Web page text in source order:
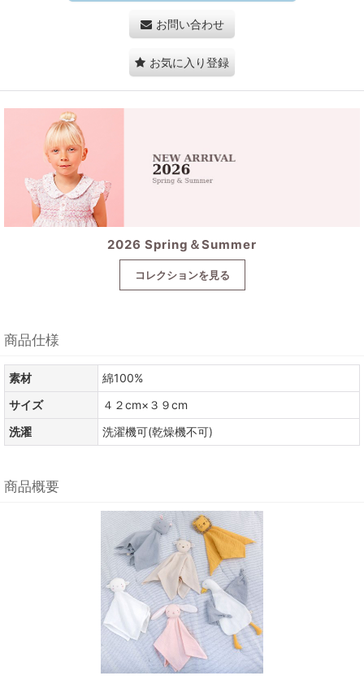
お問い合わせ
お気に入り登録
2026 Spring＆Summer
コレクションを見る
商品仕様
素材
綿100%
サイズ
４２cm×３９cm
洗濯
洗濯機可(乾燥機不可)
商品概要